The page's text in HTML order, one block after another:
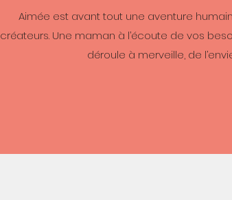
Aimée est avant tout une aventure
créateurs. Une maman à l’écoute de vos
déroule à merveille, de